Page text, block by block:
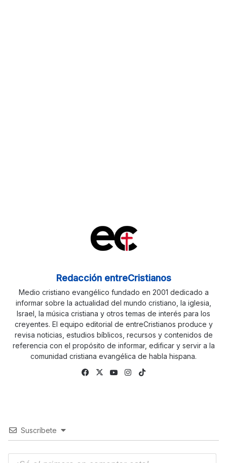
Redacción entreCristianos
Medio cristiano evangélico fundado en 2001 dedicado a
informar sobre la actualidad del mundo cristiano, la iglesia,
Israel, la música cristiana y otros temas de interés para los
creyentes. El equipo editorial de entreCristianos produce y
revisa noticias, estudios bíblicos, recursos y contenidos de
referencia con el propósito de informar, edificar y servir a la
comunidad cristiana evangélica de habla hispana.
Facebook
X YouTubeInstagram
Suscríbete